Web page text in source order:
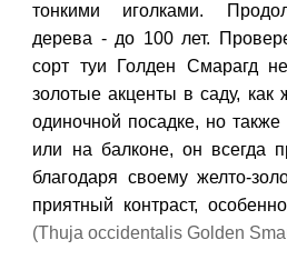
тонкими иголками.
дерева - до 100 лет.
сорт туи
Голден Смарагд
золотые акценты в саду, как
одиночной посадке, но
или на балконе, он всегда
благодаря своему желто-
приятный контраст,
(Thuja occidentalis Golden